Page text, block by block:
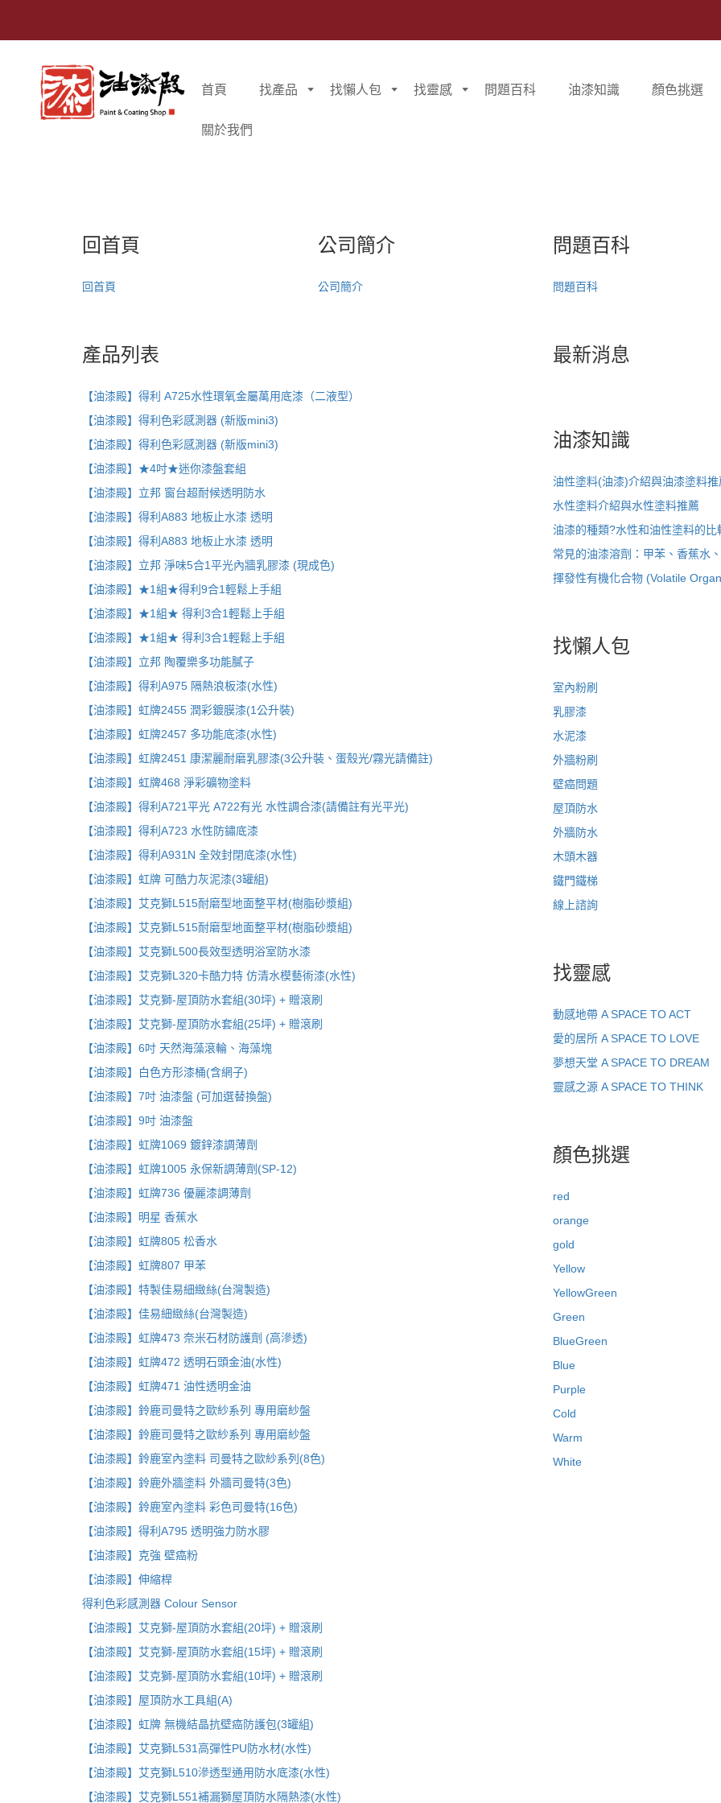
首頁 找產品 找懶人包 找靈感 問題百科 油漆知識 顏色挑選
關於我們
回首頁
回首頁
公司簡介
公司簡介
問題百科
問題百科
產品列表
【油漆殿】得利 A725水性環氧金屬萬用底漆（二液型）
【油漆殿】得利色彩感測器 (新版mini3)
【油漆殿】得利色彩感測器 (新版mini3)
【油漆殿】★4吋★迷你漆盤套組
【油漆殿】立邦 窗台超耐候透明防水
【油漆殿】得利A883 地板止水漆 透明
【油漆殿】得利A883 地板止水漆 透明
【油漆殿】立邦 淨味5合1平光內牆乳膠漆 (現成色)
【油漆殿】★1組★得利9合1輕鬆上手組
【油漆殿】★1組★ 得利3合1輕鬆上手組
【油漆殿】★1組★ 得利3合1輕鬆上手組
【油漆殿】立邦 陶覆樂多功能膩子
【油漆殿】得利A975 隔熱浪板漆(水性)
【油漆殿】虹牌2455 潤彩鍍膜漆(1公升裝)
【油漆殿】虹牌2457 多功能底漆(水性)
【油漆殿】虹牌2451 康潔麗耐磨乳膠漆(3公升裝、蛋殼光/霧光請備註)
【油漆殿】虹牌468 淨彩礦物塗料
【油漆殿】得利A721平光 A722有光 水性調合漆(請備註有光平光)
【油漆殿】得利A723 水性防鏽底漆
【油漆殿】得利A931N 全效封閉底漆(水性)
【油漆殿】虹牌 可酷力灰泥漆(3罐組)
【油漆殿】艾克獅L515耐磨型地面整平材(樹脂砂漿組)
【油漆殿】艾克獅L515耐磨型地面整平材(樹脂砂漿組)
【油漆殿】艾克獅L500長效型透明浴室防水漆
【油漆殿】艾克獅L320卡酷力特 仿清水模藝術漆(水性)
【油漆殿】艾克獅-屋頂防水套組(30坪) + 贈滾刷
【油漆殿】艾克獅-屋頂防水套組(25坪) + 贈滾刷
【油漆殿】6吋 天然海藻滾輪、海藻塊
【油漆殿】白色方形漆桶(含網子)
【油漆殿】7吋 油漆盤 (可加選替換盤)
【油漆殿】9吋 油漆盤
【油漆殿】虹牌1069 鍍鋅漆調薄劑
【油漆殿】虹牌1005 永保新調薄劑(SP-12)
【油漆殿】虹牌736 優麗漆調薄劑
【油漆殿】明星 香蕉水
【油漆殿】虹牌805 松香水
【油漆殿】虹牌807 甲苯
【油漆殿】特製佳易細緻絲(台灣製造)
【油漆殿】佳易細緻絲(台灣製造)
【油漆殿】虹牌473 奈米石材防護劑 (高滲透)
【油漆殿】虹牌472 透明石頭金油(水性)
【油漆殿】虹牌471 油性透明金油
【油漆殿】鈴鹿司曼特之歐紗系列 專用磨紗盤
【油漆殿】鈴鹿司曼特之歐紗系列 專用磨紗盤
【油漆殿】鈴鹿室內塗料 司曼特之歐紗系列(8色)
【油漆殿】鈴鹿外牆塗料 外牆司曼特(3色)
【油漆殿】鈴鹿室內塗料 彩色司曼特(16色)
【油漆殿】得利A795 透明強力防水膠
【油漆殿】克強 壁癌粉
【油漆殿】伸縮桿
得利色彩感測器 Colour Sensor
【油漆殿】艾克獅-屋頂防水套組(20坪) + 贈滾刷
【油漆殿】艾克獅-屋頂防水套組(15坪) + 贈滾刷
【油漆殿】艾克獅-屋頂防水套組(10坪) + 贈滾刷
【油漆殿】屋頂防水工具組(A)
【油漆殿】虹牌 無機結晶抗壁癌防護包(3罐組)
【油漆殿】艾克獅L531高彈性PU防水材(水性)
【油漆殿】艾克獅L510滲透型通用防水底漆(水性)
【油漆殿】艾克獅L551補漏獅屋頂防水隔熱漆(水性)
最新消息
油漆知識
油性塗料(油漆)介紹與油漆塗料推
水性塗料介紹與水性塗料推薦
油漆的種類?水性和油性塗料的比
常見的油漆溶劑：甲苯、香蕉水
揮發性有機化合物 (Volatile
找懶人包
室內粉刷
乳膠漆
水泥漆
外牆粉刷
壁癌問題
屋頂防水
外牆防水
木頭木器
鐵門鐵梯
線上諮詢
找靈感
動感地帶 A SPACE TO ACT
愛的居所 A SPACE TO LOVE
夢想天堂 A SPACE TO DREAM
靈感之源 A SPACE TO THINK
顏色挑選
red
orange
gold
Yellow
YellowGreen
Green
BlueGreen
Blue
Purple
Cold
Warm
White